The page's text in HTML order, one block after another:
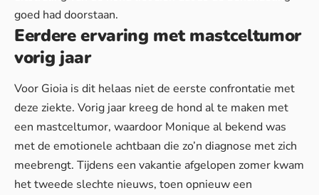
goed had doorstaan.
Eerdere ervaring met mastceltumor
vorig jaar
Voor Gioia is dit helaas niet de eerste confrontatie met
deze ziekte. Vorig jaar kreeg de hond al te maken met
een mastceltumor, waardoor Monique al bekend was
met de emotionele achtbaan die zo’n diagnose met zich
meebrengt. Tijdens een vakantie afgelopen zomer kwam
het tweede slechte nieuws, toen opnieuw een